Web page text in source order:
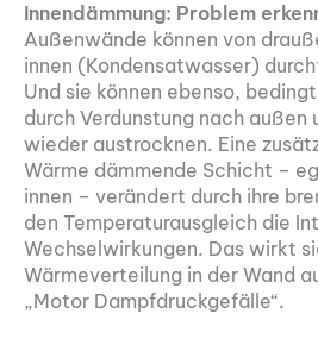
Innendämmung: Problem
Außenwände können von
innen (Kondensatwasser)
Und sie können ebenso,
durch Verdunstung nach außen
wieder austrocknen. Eine
Wärme dämmende Schicht –
innen – verändert durch ihre
den Temperaturausgleich die
Wechselwirkungen. Das wirkt
Wärmeverteilung in der Wand
„Motor Dampfdruckgefälle“.